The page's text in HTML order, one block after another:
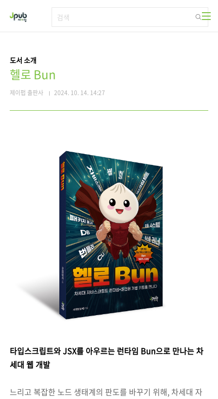
도서 소개
헬로 Bun
제이펍 출판사 2024. 10. 14. 14:27
타입스크립트와 JSX를 아우르는 런타임 Bun으로 만나는 차
세대 웹 개발
느리고 복잡한 노드 생태계의 판도를 바꾸기 위해, 차세대 자